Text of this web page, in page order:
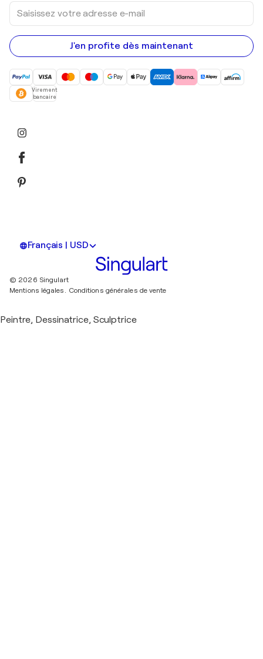
Saisissez
votre
adresse
e-
mail
J'en profite dès maintenant
Virement
bancaire
Français | USD
© 2026 Singulart
Mentions légales. Conditions générales de vente
Peintre, Dessinatrice, Sculptrice